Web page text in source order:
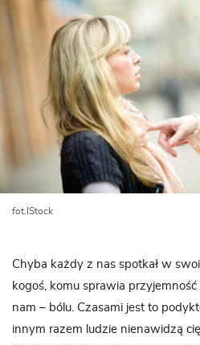
fot.IStock
Chyba każdy z nas spotkał w
kogoś, komu sprawia
nam – bólu. Czasami jest to
innym razem ludzie nienawidzą